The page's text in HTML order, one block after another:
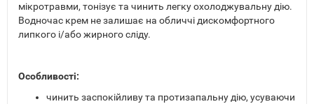
мікротравми, тонізує та чинить легку охолоджувальну дію.
Водночас крем не залишає на обличчі дискомфортного
липкого і/або жирного сліду.
Особливості:
чинить заспокійливу та протизапальну дію, усуваючи